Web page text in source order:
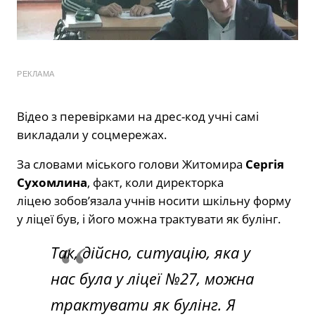
РЕКЛАМА
Відео з перевірками на дрес-код учні самі
викладали у соцмережах.
За словами міського голови Житомира Сергія
Сухомлина, факт, коли директорка
ліцею зобов’язала учнів носити шкільну форму
у ліцеї був, і його можна трактувати як булінг.
Так, дійсно, ситуацію, яка у
нас була у ліцеї №27, можна
трактувати як булінг. Я